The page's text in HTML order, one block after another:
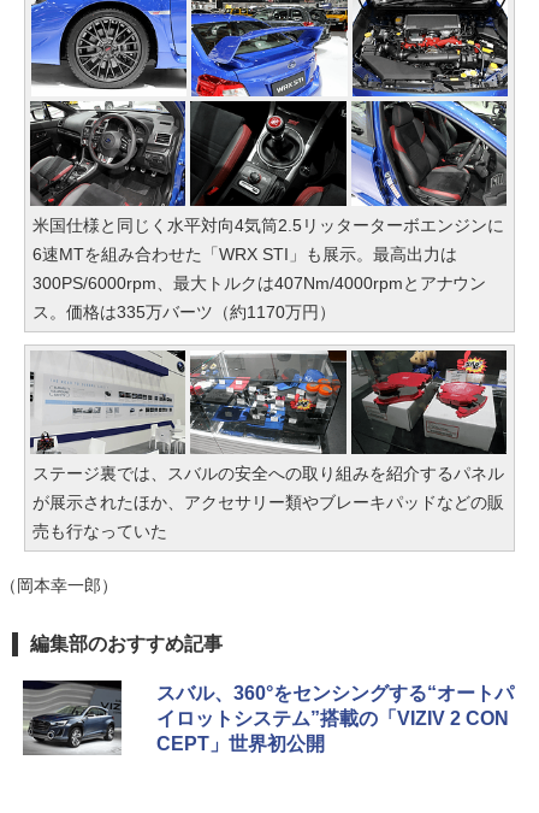
米国仕様と同じく水平対向4気筒2.5リッターターボエンジンに
6速MTを組み合わせた「WRX STI」も展示。最高出力は
300PS/6000rpm、最大トルクは407Nm/4000rpmとアナウン
ス。価格は335万バーツ（約1170万円）
ステージ裏では、スバルの安全への取り組みを紹介するパネル
が展示されたほか、アクセサリー類やブレーキパッドなどの販
売も行なっていた
（岡本幸一郎）
編集部のおすすめ記事
スバル、360°をセンシングする“オートパ
イロットシステム”搭載の「VIZIV 2 CON
CEPT」世界初公開